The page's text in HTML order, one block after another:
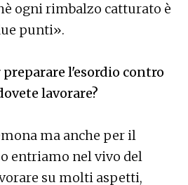
ogni rimbalzo catturato è
punti».
l'esordio contro
lavorare?
ma anche per il
entriamo nel vivo del
su molti aspetti,